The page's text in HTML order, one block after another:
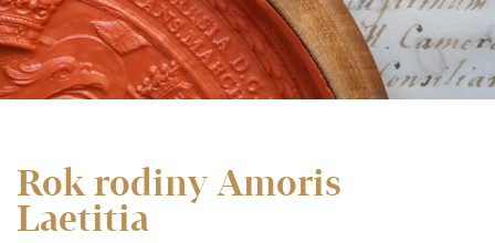
Rok rodiny Amoris
Laetitia